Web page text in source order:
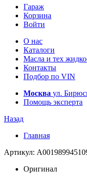
Гараж
Корзина
Войти
О нас
Каталоги
Масла и тех
Контакты
Подбор по VIN
Москва ул.
Помощь эксперта
Назад
Главная
Артикул:
Оригинал